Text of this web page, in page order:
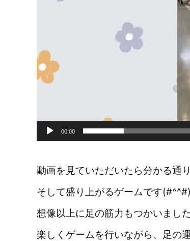
00:00
動画を見ていただいたら分かる通
そして盛り上がるゲームです(#^^#)
想像以上に足の筋力もつかいまし
楽しくゲームを行いながら、足の